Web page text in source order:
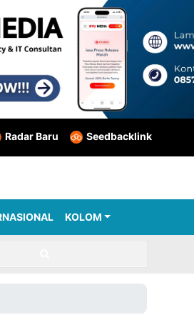
Radar Baru Seedbacklink
KOLOM